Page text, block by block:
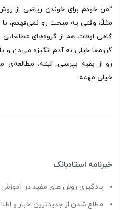
“من خودم برای خوندن ریاضی از
مثلاً، وقتی یه مبحث رو نمی‌فهمم،
گاهی اوقات هم از گروه‌های مطالعاتی
گروه‌ها خیلی به آدم انگیزه می‌دن
رو از بقیه بپرسی. البته،
خیلی مهمه.
خبرنامه استادبانک
یادگیری روش های مفید در آموزش
مطلع شدن از جدیدترین اخبار و